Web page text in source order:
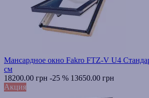
Мансардное окно Fakro FTZ-V U4
см
18200.00 грн -25 % 13650.00 грн
Акция